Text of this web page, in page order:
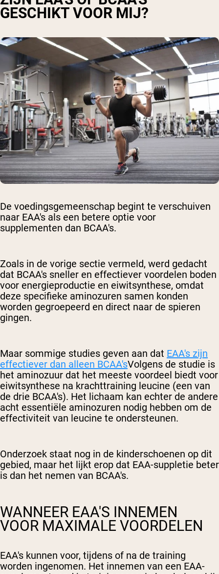
GESCHIKT VOOR MIJ?
De voedingsgemeenschap begint te verschuiven
naar EAA's als een betere optie voor
supplementen dan BCAA's.
Zoals in de vorige sectie vermeld, werd gedacht
dat BCAA's sneller en effectiever voordelen boden
voor energieproductie en eiwitsynthese, omdat
deze specifieke aminozuren samen konden
worden gegroepeerd en direct naar de spieren
gingen.
Maar sommige studies geven aan dat EAA's zijn
effectiever dan alleen BCAA'sVolgens de studie is
het aminozuur dat het meeste voordeel biedt voor
eiwitsynthese na krachttraining leucine (een van
de drie BCAA's). Het lichaam kan echter de andere
acht essentiële aminozuren nodig hebben om de
effectiviteit van leucine te ondersteunen.
Onderzoek staat nog in de kinderschoenen op dit
gebied, maar het lijkt erop dat EAA-suppletie beter
is dan het nemen van BCAA's.
WANNEER EAA'S INNEMEN
VOOR MAXIMALE VOORDELEN
EAA's kunnen voor, tijdens of na de training
worden ingenomen. Het innemen van een EAA-